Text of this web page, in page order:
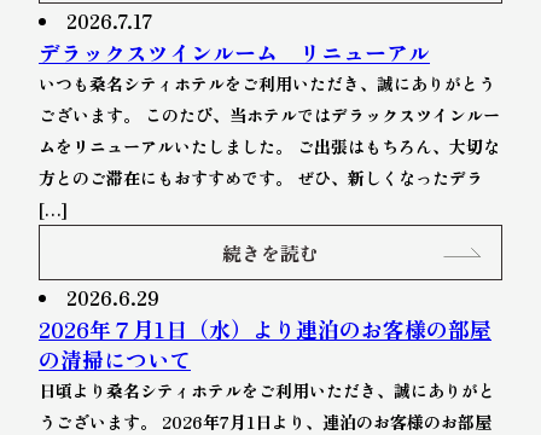
2026.7.17
デラックスツインルーム リニューアル
いつも桑名シティホテルをご利用いただき、誠にありがとう
ございます。 このたび、当ホテルではデラックスツインルー
ムをリニューアルいたしました。 ご出張はもちろん、大切な
方とのご滞在にもおすすめです。 ぜひ、新しくなったデラ
[…]
続きを読む
2026.6.29
2026年７月1日（水）より連泊のお客様の部屋
の清掃について
日頃より桑名シティホテルをご利用いただき、誠にありがと
うございます。 2026年7月1日より、連泊のお客様のお部屋